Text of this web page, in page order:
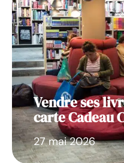
Vendre ses
carte Cadeau
27 mai 2026